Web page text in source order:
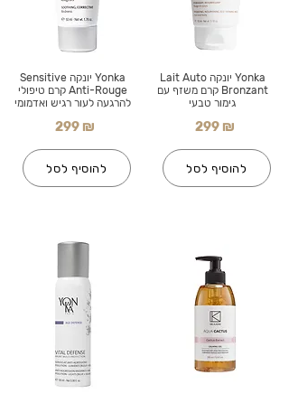
Yonka יונקה Sensitive
Anti-Rouge קרם טיפולי
להרגעה לעור רגיש ואדמומי
299 ₪
להוסיף לסל
Yonka יונקה Lait Auto
Bronzant קרם משזף עם
גימור טבעי
299 ₪
להוסיף לסל